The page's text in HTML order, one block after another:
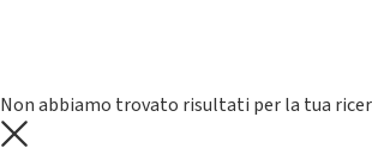
Non abbiamo trovato risultati per la tua